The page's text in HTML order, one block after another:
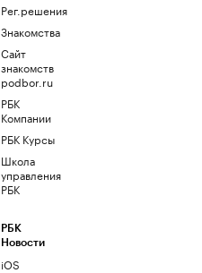
Рег.решения
Знакомства
Сайт
знакомств
podbor.ru
РБК
Компании
РБК Курсы
Школа
управления
РБК
РБК
Новости
iOS